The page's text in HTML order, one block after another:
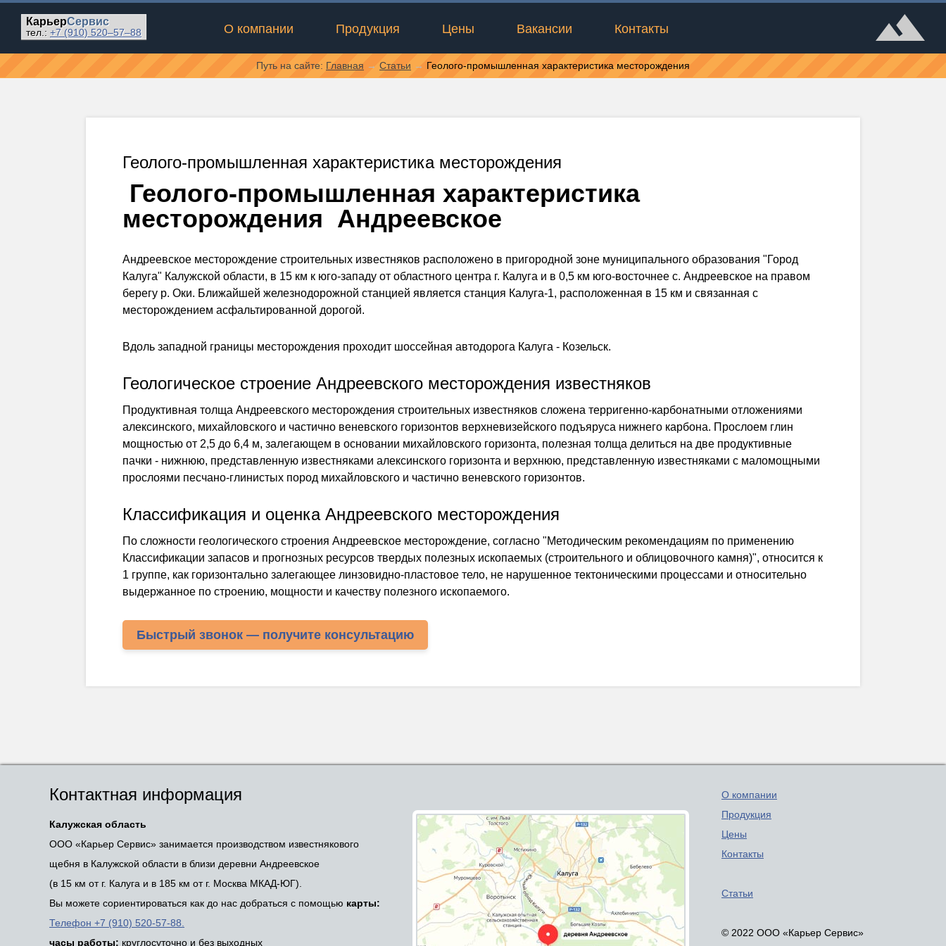
КарьерСервис
тел.: +7 (910) 520–57–88 О компании Продукция Цены Вакансии Контакты
Путь на сайте: Главная → Статьи → Геолого-промышленная характеристика месторождения
Геолого-промышленная характеристика месторождения
Геолого-промышленная характеристика
месторождения Андреевское
Андреевское месторождение строительных известняков расположено в пригородной зоне муниципального образования "Город
Калуга" Калужской области, в 15 км к юго-западу от областного центра г. Калуга и в 0,5 км юго-восточнее с. Андреевское на правом
берегу р. Оки. Ближайшей железнодорожной станцией является станция Калуга-1, расположенная в 15 км и связанная с
месторождением асфальтированной дорогой.
Вдоль западной границы месторождения проходит шоссейная автодорога Калуга - Козельск.
Геологическое строение Андреевского месторождения известняков
Продуктивная толща Андреевского месторождения строительных известняков сложена терригенно-карбонатными отложениями
алексинского, михайловского и частично веневского горизонтов верхневизейского подъяруса нижнего карбона. Прослоем глин
мощностью от 2,5 до 6,4 м, залегающем в основании михайловского горизонта, полезная толща делиться на две продуктивные
пачки - нижнюю, представленную известняками алексинского горизонта и верхнюю, представленную известняками с маломощными
прослоями песчано-глинистых пород михайловского и частично веневского горизонтов.
Классификация и оценка Андреевского месторождения
По сложности геологического строения Андреевское месторождение, согласно "Методическим рекомендациям по применению
Классификации запасов и прогнозных ресурсов твердых полезных ископаемых (строительного и облицовочного камня)", относится к
1 группе, как горизонтально залегающее линзовидно-пластовое тело, не нарушенное тектоническими процессами и относительно
выдержанное по строению, мощности и качеству полезного ископаемого.
Быстрый звонок — получите консультацию
Контактная информация
Калужская область
ООО «Карьер Сервис» занимается производством известнякового
щебня в Калужской области в близи деревни Андреевское
(в 15 км от г. Калуга и в 185 км от г. Москва МКАД-ЮГ).
Вы можете сориентироваться как до нас добраться с помощью карты:
Телефон +7 (910) 520-57-88.
часы работы: круглосуточно и без выходных
О компании
Продукция
Цены
Контакты
Статьи
© 2022 ООО «Карьер Сервис»